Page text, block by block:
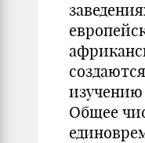
изучению
Общее